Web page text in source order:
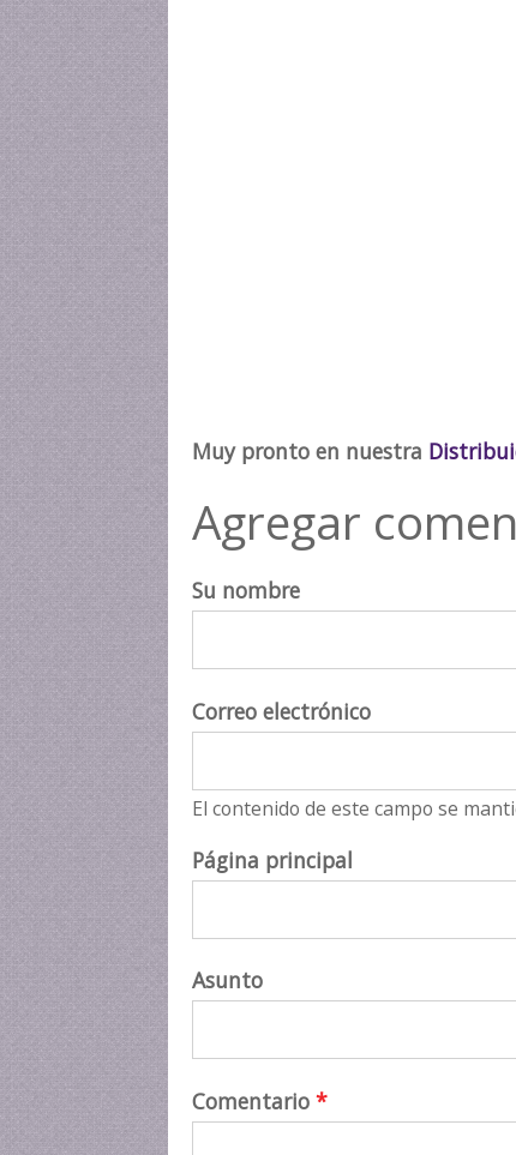
Muy pronto en nuestra
Agregar
Su nombre
Correo electrónico
El contenido de este campo se
Página principal
Asunto
Comentario *